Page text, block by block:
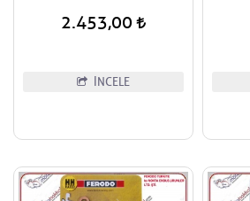
2.453,00
İNCELE